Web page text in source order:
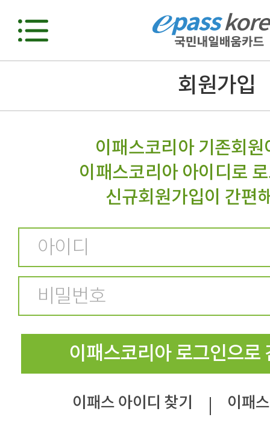
회원가입
이패스코리아 기존회
이패스코리아 아이디로
신규회원가입이 간편
이패스코리아 로그인으로
이패스 아이디 찾기 이패